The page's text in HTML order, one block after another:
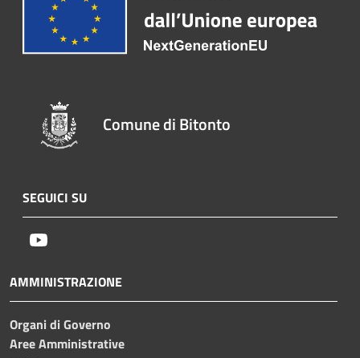
Comune di Bitonto
SEGUICI SU
AMMINISTRAZIONE
Organi di Governo
Aree Amministrative